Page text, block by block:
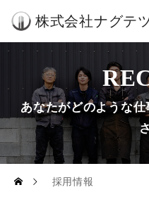
株式会社ナグテ
ナグテツについて
ナグテツの仕事
あなたがどのような
採用情報